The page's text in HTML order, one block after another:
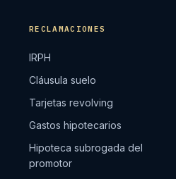
RECLAMACIONES
IRPH
Cláusula suelo
Tarjetas revolving
Gastos hipotecarios
Hipoteca subrogada del
promotor